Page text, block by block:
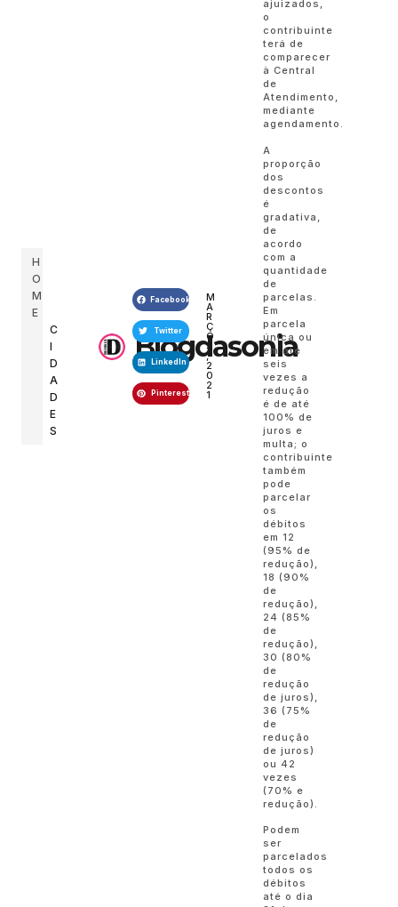
H
O
M
E
C
I
D
A
D
E
S
Blogdasonia
Facebook
Twitter
LinkedIn
Pinterest
M
A
R
Ç
O
3
,
2
0
2
1
ajuizados,
o
contribuinte
terá de
comparecer
à Central
de
Atendimento,
mediante
agendamento.
A
proporção
dos
descontos
é
gradativa,
de
acordo
com a
quantidade
de
parcelas.
Em
parcela
única ou
em até
seis
vezes a
redução
é de até
100% de
juros e
multa; o
contribuinte
também
pode
parcelar
os
débitos
em 12
(95% de
redução),
18 (90%
de
redução),
24 (85%
de
redução),
30 (80%
de
redução
de juros),
36 (75%
de
redução
de juros)
ou 42
vezes
(70% e
redução).
Podem
ser
parcelados
todos os
débitos
até o dia